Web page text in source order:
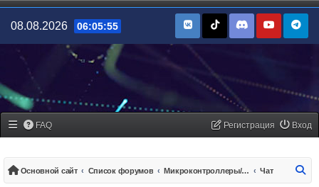
08.08.2026 06:05:55
FAQ Вход
Регистрация
Основной сайт Список форумов Микроконтроллеры/платы управления Чат